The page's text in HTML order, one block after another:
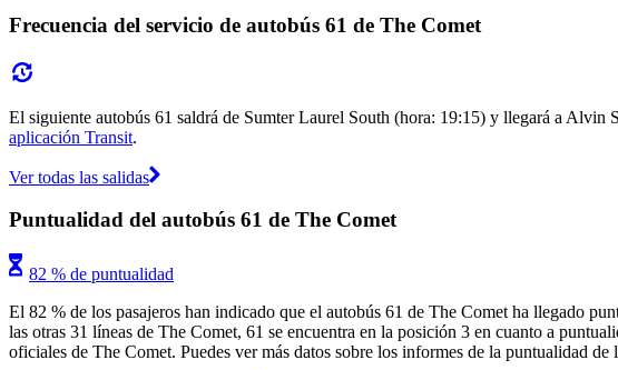
Frecuencia del servicio de autobús 61 de The Comet
El siguiente autobús 61 saldrá de Sumter Laurel South (hora: 19:15) y llegará a Alvin
aplicación Transit.
Ver todas las salidas
Puntualidad del autobús 61 de The Comet
82 % de puntualidad
El 82 % de los pasajeros han indicado que el autobús 61 de The Comet ha llegado
las otras 31 líneas de The Comet, 61 se encuentra en la posición 3 en cuanto a
oficiales de The Comet. Puedes ver más datos sobre los informes de la puntualidad de